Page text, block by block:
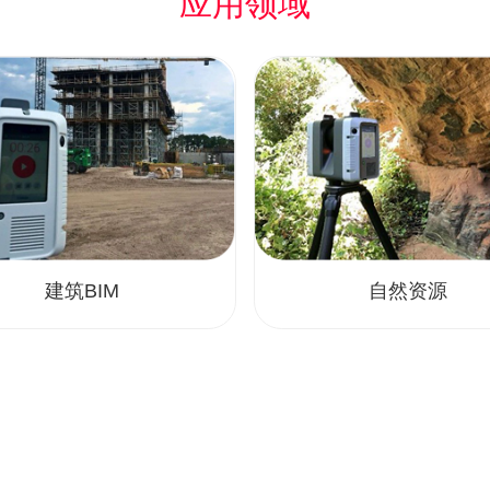
建筑BIM 自然资源